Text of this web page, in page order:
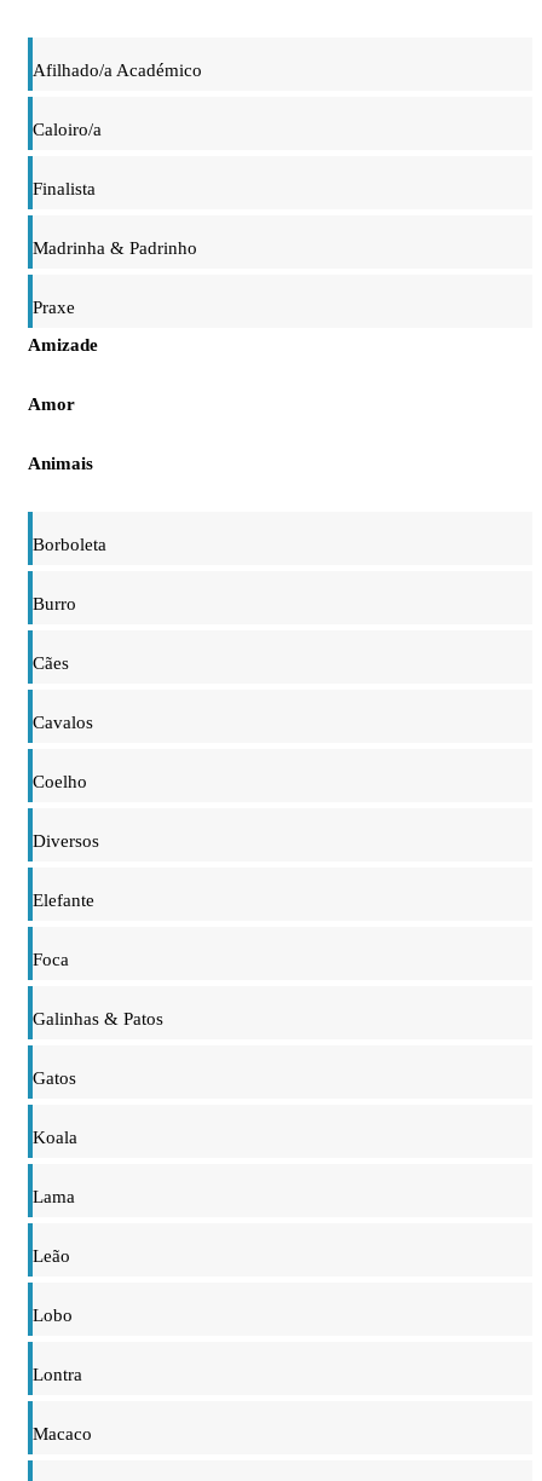
Afilhado/a Académico
Caloiro/a
Finalista
Madrinha & Padrinho
Praxe
Amizade
Amor
Animais
Borboleta
Burro
Cães
Cavalos
Coelho
Diversos
Elefante
Foca
Galinhas & Patos
Gatos
Koala
Lama
Leão
Lobo
Lontra
Macaco